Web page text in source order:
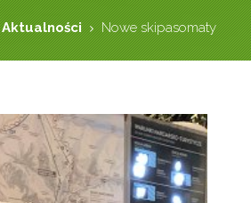
Aktualności Nowe skipasomaty